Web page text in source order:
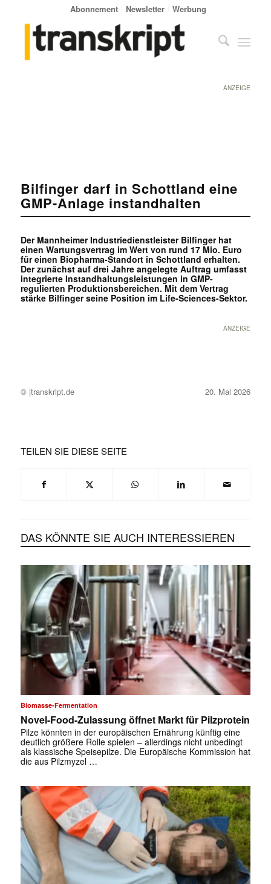
Abonnement Newsletter Werbung
ANZEIGE
Bilfinger darf in Schottland eine
GMP-Anlage instandhalten
Der Mannheimer Industriedienstleister Bilfinger hat
einen Wartungsvertrag im Wert von rund 17 Mio. Euro
für einen Biopharma-Standort in Schottland erhalten.
Der zunächst auf drei Jahre angelegte Auftrag umfasst
integrierte Instandhaltungsleistungen in GMP-
regulierten Produktionsbereichen. Mit dem Vertrag
stärke Bilfinger seine Position im Life-Sciences-Sektor.
ANZEIGE
© |transkript.de 20. Mai 2026
TEILEN SIE DIESE SEITE
DAS KÖNNTE SIE AUCH INTERESSIEREN
Biomasse-Fermentation
Novel-Food-Zulassung öffnet Markt für Pilzprotein
Pilze könnten in der europäischen Ernährung künftig eine
deutlich größere Rolle spielen – allerdings nicht unbedingt
als klassische Speisepilze. Die Europäische Kommission hat
die aus Pilzmyzel …